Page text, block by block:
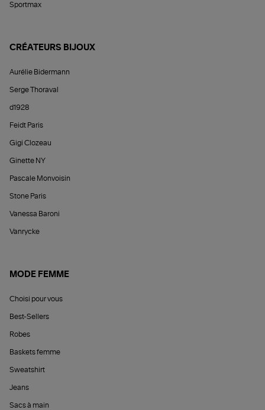
Sportmax
CRÉATEURS BIJOUX
Aurélie Bidermann
Serge Thoraval
d1928
Feidt Paris
Gigi Clozeau
Ginette NY
Pascale Monvoisin
Stone Paris
Vanessa Baroni
Vanrycke
MODE FEMME
Choisi pour vous
Best-Sellers
Robes
Baskets femme
Sweatshirt
Jeans
Sacs à main